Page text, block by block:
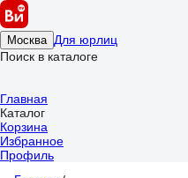
Москва Для юрлиц
Поиск в каталоге
Главная
Каталог
Корзина
Избранное
Профиль